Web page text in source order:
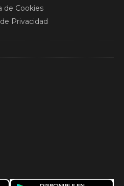
de Cookies
Privacidad